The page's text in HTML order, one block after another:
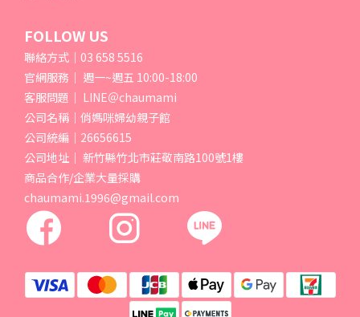
FOLLOW US
聯絡方式｜03 658 5516
官網服務｜ 週一~週五 10:00-18:00
客服問題｜ LINE＠chaumami
公司名稱｜俏媽咪婦幼親子館
公司統編｜26656615
公司地址｜ 新竹縣竹北市莊敬南路100號1樓
商品合作/企業大量採購
chaumami.1996@gmail.com